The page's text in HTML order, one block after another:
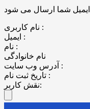
نام کاربری :
ایمیل :
نام :
نام خانوادگی
آدرس وب سایت :
تاریخ ثبت نام :
نقش کاربر: